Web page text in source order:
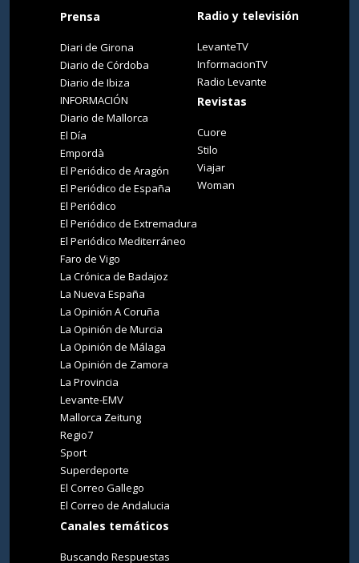
Prensa
Diari de Girona
Diario de Córdoba
Diario de Ibiza
INFORMACIÓN
Diario de Mallorca
El Día
Empordà
El Periódico de Aragón
El Periódico de España
El Periódico
El Periódico de Extremadura
El Periódico Mediterráneo
Faro de Vigo
La Crónica de Badajoz
La Nueva España
La Opinión A Coruña
La Opinión de Murcia
La Opinión de Málaga
La Opinión de Zamora
La Provincia
Levante-EMV
Mallorca Zeitung
Regio7
Sport
Superdeporte
El Correo Gallego
El Correo de Andalucia
Canales temáticos
Buscando Respuestas
Radio y televisión
LevanteTV
InformacionTV
Radio Levante
Revistas
Cuore
Stilo
Viajar
Woman